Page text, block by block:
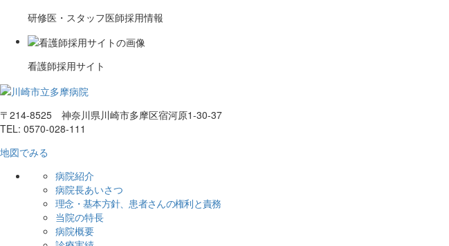
研修医・スタッフ医師採用情報
看護師採用サイト
〒214-8525 神奈川県川崎市多摩区宿河原1-30-37
TEL: 0570-028-111
地図でみる
病院紹介
病院長あいさつ
理念・基本方針、患者さんの権利と責務
当院の特長
病院概要